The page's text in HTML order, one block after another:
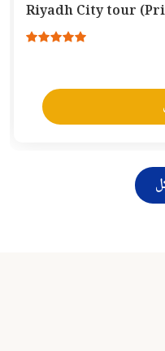
Riyadh City tour